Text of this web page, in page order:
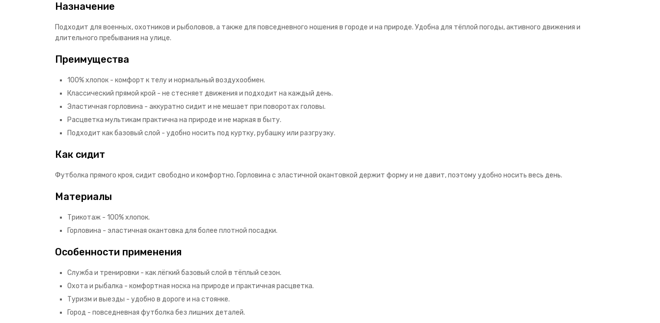
Назначение
Подходит для военных, охотников и рыболовов, а также для повседневного ношения в городе и на природе. Удобна для тёплой погоды, активного движения и
длительного пребывания на улице.
Преимущества
100% хлопок - комфорт к телу и нормальный воздухообмен.
Классический прямой крой - не стесняет движения и подходит на каждый день.
Эластичная горловина - аккуратно сидит и не мешает при поворотах головы.
Расцветка мультикам практична на природе и не маркая в быту.
Подходит как базовый слой - удобно носить под куртку, рубашку или разгрузку.
Как сидит
Футболка прямого кроя, сидит свободно и комфортно. Горловина с эластичной окантовкой держит форму и не давит, поэтому удобно носить весь день.
Материалы
Трикотаж - 100% хлопок.
Горловина - эластичная окантовка для более плотной посадки.
Особенности применения
Служба и тренировки - как лёгкий базовый слой в тёплый сезон.
Охота и рыбалка - комфортная носка на природе и практичная расцветка.
Туризм и выезды - удобно в дороге и на стоянке.
Город - повседневная футболка без лишних деталей.